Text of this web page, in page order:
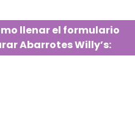
llenar el formulario
Abarrotes Willy’s: